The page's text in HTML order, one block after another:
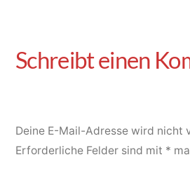
Deine E-Mail-Adresse wird nicht
Erforderliche Felder sind mit *